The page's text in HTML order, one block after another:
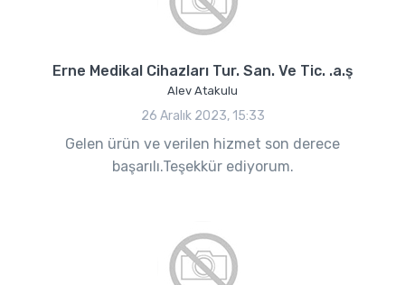
Erne Medikal Cihazları Tur. San. Ve Tic. .a.ş
Alev Atakulu
26 Aralık 2023, 15:33
Gelen ürün ve verilen hizmet son derece
başarılı.Teşekkür ediyorum.